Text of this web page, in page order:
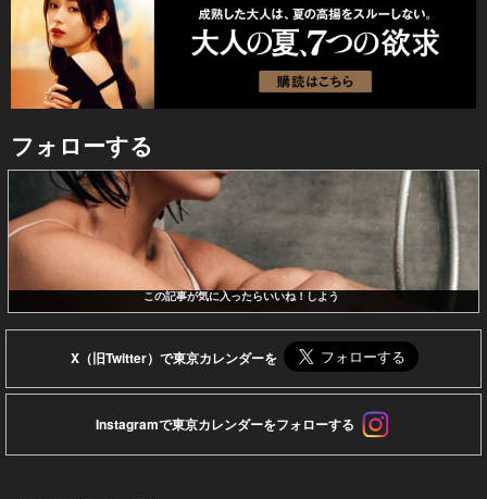
フォローする
この記事が気に入ったらいいね！しよう
X（旧Twitter）で東京カレンダーを
Instagramで東京カレンダーをフォローする